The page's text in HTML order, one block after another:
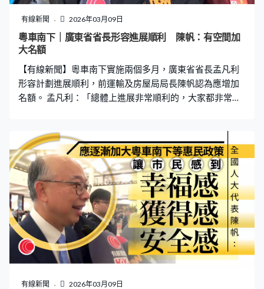
有線新聞 2026年03月09日
粵車南下｜廣東省省長形容進展順利 陳帆：有空間加
大名額
【有線新聞】粵車南下實施兩個多月，廣東省省長孟凡利
形容計劃進展順利，前運輸及房屋局局長陳帆認為應增加
名額。 孟凡利：「總體上進展非常順利的，大家都非常支
都逐漸應該加大，讓市民感受到，也可以享受到。（粵車
南下方面名額？）我相信是有空間的，我相信讓政府多給
些時間它，我相信政府在進行工作亦是積極處理中。」
有線新聞 2026年03月09日